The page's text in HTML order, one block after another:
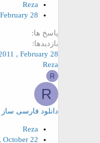
Reza
28
پاسخ ها
بازدیدها
, February 28
Reza
R
R
دانلود فارسی ساز SMF 2.0.1
Reza
October 22